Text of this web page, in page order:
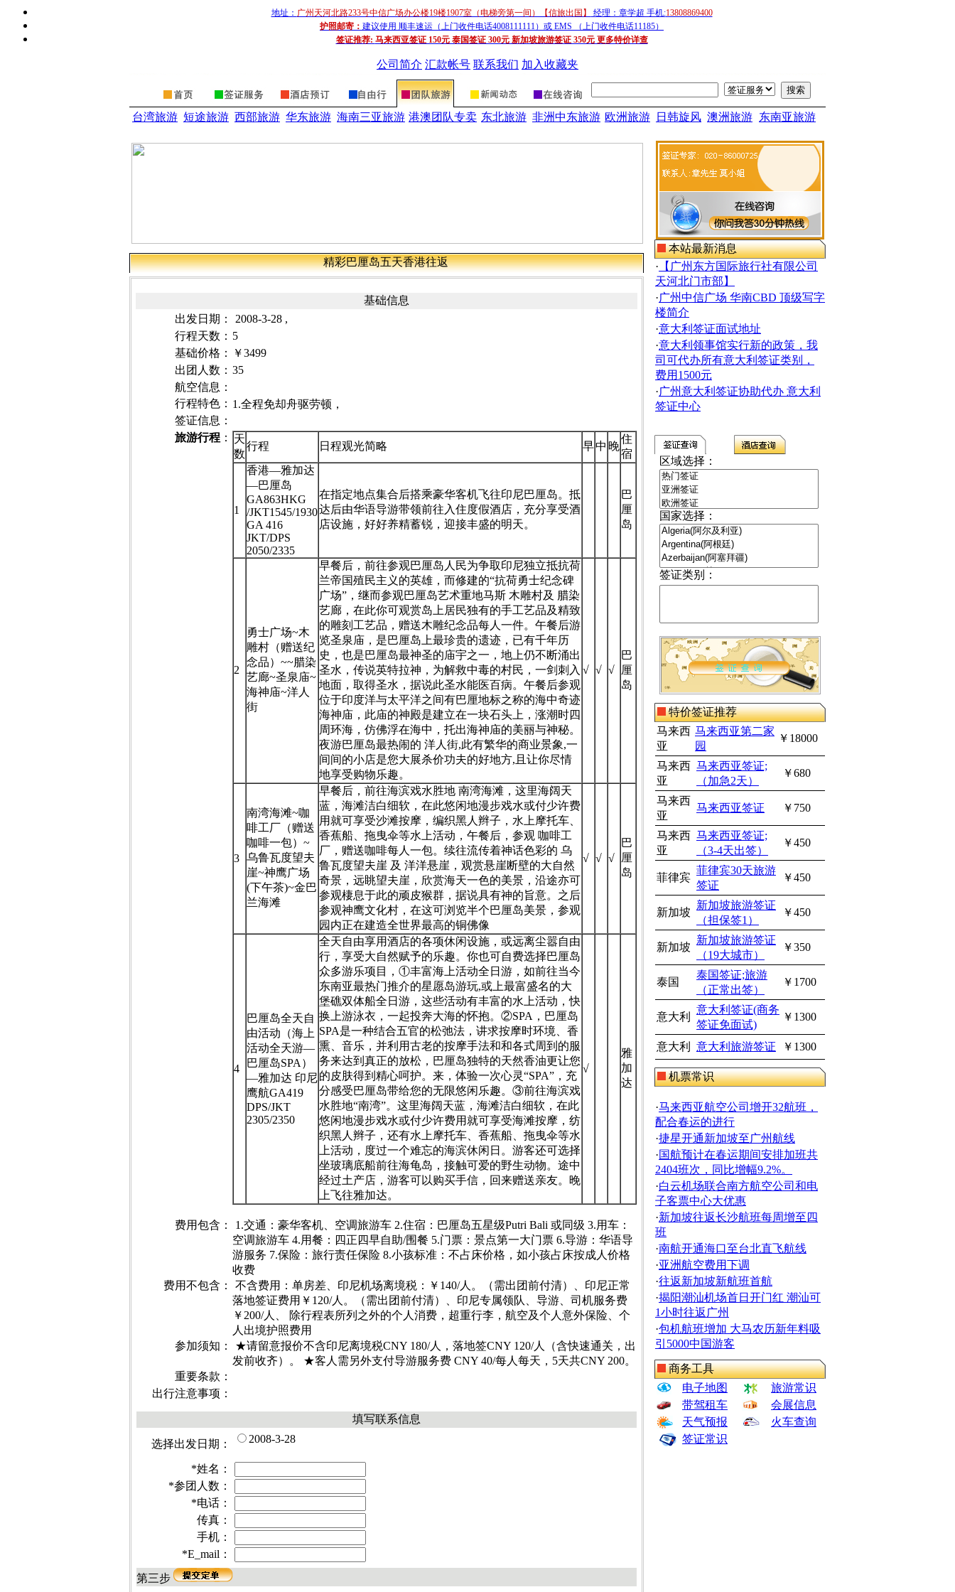
地址： 广州天河北路233号中信广场办公楼19楼1907室（电梯旁第一间）【信旅出国】 经理：章学超 手机:13808869400
护照邮寄： 建议使用 顺丰速运（上门收件电话4008111111）或 EMS （上门收件电话11185）
签证推荐: 马来西亚签证 150元 泰国签证 300元 新加坡旅游签证 350元 更多特价详查
公司简介 汇款帐号 联系我们 加入收藏夹
台湾旅游 短途旅游 西部旅游 华东旅游 海南三亚旅游 港澳团队专卖 东北旅游 非洲中东旅游 欧洲旅游 日韩旋风 澳洲旅游 东南亚旅游
精彩巴厘岛五天香港往返
基础信息
出发日期 ：
2008-3-28 ,
行程天数： 5
基础价格 ：
￥3499
出团人数 ： 35
航空信息：
行程特色： 1.全程免却舟驱劳顿，
签证信息：
旅游行程 ：
天
数
行程 日程观光简略 早中 晚
住
宿
1
香港—雅加达
—巴厘岛
GA863HKG
/JKT1545/1930
GA 416
JKT/DPS
2050/2335
在指定地点集合后搭乘豪华客机飞往印尼巴厘岛。抵
达后由华语导游带领前往入住度假酒店，充分享受酒
店设施，好好养精蓄锐，迎接丰盛的明天。
巴
厘
岛
2
勇士广场~木
雕村（赠送纪
念品）~~腊染
艺廊~圣泉庙~
海神庙~洋人
街
早餐后，前往参观巴厘岛人民为争取印尼独立抵抗荷
兰帝国殖民主义的英雄，而修建的“抗荷勇士纪念碑
广场”，继而参观巴厘岛艺术重地马斯 木雕村及 腊染
艺廊，在此你可观赏岛上居民独有的手工艺品及精致
的雕刻工艺品，赠送木雕纪念品每人一件。午餐后游
览圣泉庙，是巴厘岛上最珍贵的遗迹，已有千年历
史，也是巴厘岛最神圣的庙宇之一，地上仍不断涌出
圣水，传说英特拉神，为解救中毒的村民，一剑刺入
地面，取得圣水，据说此圣水能医百病。午餐后参观
位于印度洋与太平洋之间有巴厘地标之称的海中奇迹
海神庙，此庙的神殿是建立在一块石头上，涨潮时四
周环海，仿佛浮在海中，托出海神庙的美丽与神秘。
夜游巴厘岛最热闹的 洋人街,此有繁华的商业景象,一
间间的小店是您大展杀价功夫的好地方,且让你尽情
地享受购物乐趣。
√ √ √
巴
厘
岛
3
南湾海滩~咖
啡工厂（赠送
咖啡一包）~
乌鲁瓦度望夫
崖~神鹰广场
(下午茶)~金巴
兰海滩
早餐后，前往海滨戏水胜地 南湾海滩，这里海阔天
蓝，海滩洁白细软，在此悠闲地漫步戏水或付少许费
用就可享受沙滩按摩，编织黑人辫子，水上摩托车、
香蕉船、拖曳伞等水上活动，午餐后，参观 咖啡工
厂，赠送咖啡每人一包。续往流传着神话色彩的 乌
鲁瓦度望夫崖 及 洋洋悬崖，观赏悬崖断壁的大自然
奇景，远眺望夫崖，欣赏海天一色的美景，沿途亦可
参观棲息于此的顽皮猴群，据说具有神的旨意。之后
参观神鹰文化村，在这可浏览半个巴厘岛美景，参观
园内正在建造全世界最高的铜佛像
√ √ √
巴
厘
岛
4
巴厘岛全天自
由活动（海上
活动全天游—
巴厘岛SPA）
—雅加达 印尼
鹰航GA419
DPS/JKT
2305/2350
全天自由享用酒店的各项休闲设施，或远离尘嚣自由
行，享受大自然赋予的乐趣。你也可自费选择巴厘岛
众多游乐项目，①丰富海上活动全日游，如前往当今
东南亚最热门推介的星愿岛游玩,或上最富盛名的大
堡礁双体船全日游，这些活动有丰富的水上活动，快
换上游泳衣，一起投奔大海的怀抱。②SPA，巴厘岛
SPA是一种结合五官的松弛法，讲求按摩时环境、香
熏、音乐，并利用古老的按摩手法和和各式周到的服
务来达到真正的放松，巴厘岛独特的天然香油更让您
的皮肤得到精心呵护。来，体验一次心灵“SPA”，充
分感受巴厘岛带给您的无限悠闲乐趣。③前往海滨戏
水胜地“南湾”。这里海阔天蓝，海滩洁白细软，在此
悠闲地漫步戏水或付少许费用就可享受海滩按摩，纺
织黑人辫子，还有水上摩托车、香蕉船、拖曳伞等水
上活动，度过一个难忘的海滨休闲日。游客还可选择
坐玻璃底船前往海龟岛，接触可爱的野生动物。途中
经过土产店，游客可以购买手信，回来赠送亲友。晚
上飞往雅加达。
√
雅
加
达
费用包含：
1.交通：豪华客机、空调旅游车 2.住宿：巴厘岛五星级Putri Bali 或同级 3.用车：
空调旅游车 4.用餐：四正四早自助/围餐 5.门票：景点第一大门票 6.导游：华语导
游服务 7.保险：旅行责任保险 8.小孩标准：不占床价格，如小孩占床按成人价格
收费
费用不包含：
不含费用：单房差、印尼机场离境税：￥140/人。（需出团前付清）、印尼正常
落地签证费用￥120/人。（需出团前付清）、印尼专属领队、导游、司机服务费
￥200/人、 除行程表所列之外的个人消费，超重行李，航空及个人意外保险、个
人出境护照费用
参加须知：
★请留意报价不含印尼离境税CNY 180/人，落地签CNY 120/人（含快速通关，出
发前收齐）。 ★客人需另外支付导游服务费 CNY 40/每人每天，5天共CNY 200。
重要条款：
出行注意事项：
填写联系信息
选择出发日期： 2008-3-28
*姓名：
*参团人数：
*电话：
传真：
手机：
*E_mail：
第三步
本站最新消息
· 【广州东方国际旅行社有限公司
天河北门市部】
·广州中信广场 华南CBD 顶级写字
楼简介
·意大利签证面试地址
·意大利领事馆实行新的政策，我
司可代办所有意大利签证类别，
费用1500元
·广州意大利签证协助代办 意大利
签证中心
区域选择：
国家选择：
签证类别：
特价签证推荐
马来西
亚
马来西亚第二家
园
￥18000
马来西
亚
马来西亚签证;
（加急2天）
￥680
马来西
亚
马来西亚签证 ￥750
马来西
亚
马来西亚签证;
（3-4天出签）
￥450
菲律宾
菲律宾30天旅游
签证
￥450
新加坡
新加坡旅游签证
（担保签1）
￥450
新加坡
新加坡旅游签证
（19大城市）
￥350
泰国
泰国签证;旅游
（正常出签）
￥1700
意大利
意大利签证(商务
签证免面试)
￥1300
意大利 意大利旅游签证 ￥1300
机票常识
·马来西亚航空公司增开32航班，
配合春运的进行
·捷星开通新加坡至广州航线
·国航预计在春运期间安排加班共
2404班次，同比增幅9.2%。
·白云机场联合南方航空公司和电
子客票中心大优惠
·新加坡往返长沙航班每周增至四
班
·南航开通海口至台北直飞航线
·亚洲航空费用下调
·往返新加坡新航班首航
·揭阳潮汕机场首日开门红 潮汕可
1小时往返广州
·包机航班增加 大马农历新年料吸
引5000中国游客
商务工具
电子地图
旅游常识
带驾租车
会展信息
天气预报
火车查询
签证常识